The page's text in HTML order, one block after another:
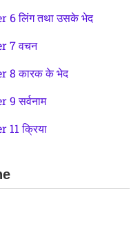
6 लिंग तथा उसके भेद
7 वचन
8 कारक के भेद
सर्वनाम
क्रिया